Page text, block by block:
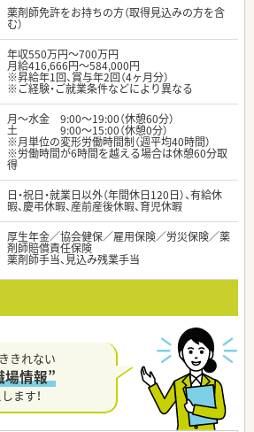
薬剤師免許をお持ちの方（取得見込みの方を含
む）
年収550万円～700万円
月給416,666円～584,000円
※昇給年1回、賞与年2回（4ヶ月分）
※ご経験・ご就業条件などにより異なる
月～水金 9:00～19:00（休憩60分）
土 9:00～15:00（休憩0分）
※月単位の変形労働時間制（週平均40時間）
※労働時間が6時間を越える場合は休憩60分取
得
日・祝日・就業日以外（年間休日120日）、有給休
暇、慶弔休暇、産前産後休暇、育児休暇
厚生年金／協会健保／雇用保険／労災保険／薬
剤師賠償責任保険
薬剤師手当、見込み残業手当
きれない
場情報”
ます！